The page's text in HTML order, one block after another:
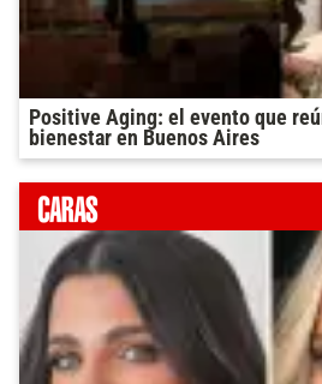
Positive Aging: el evento que
bienestar en Buenos Aires